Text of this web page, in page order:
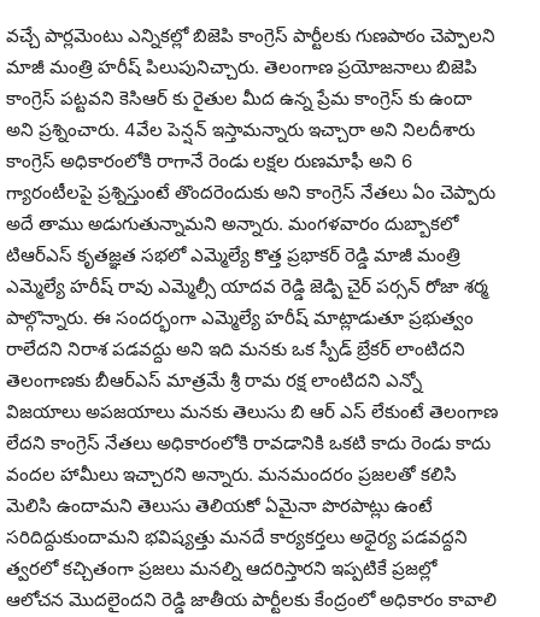
వచ్చే పార్లమెంటు ఎన్నికల్లో బిజెపి కాంగ్రెస్ పార్టీలకు గుణపాఠం చెప్పాలని
మాజీ మంత్రి హరీష్ పిలుపునిచ్చారు. తెలంగాణ ప్రయోజనాలు బిజెపి
కాంగ్రెస్ పట్టవని కెసిఆర్ కు రైతుల మీద ఉన్న ప్రేమ కాంగ్రెస్ కు ఉందా
అని ప్రశ్నించారు. 4వేల పెన్షన్ ఇస్తామన్నారు ఇచ్చారా అని నిలదీశారు
కాంగ్రెస్ అధికారంలోకి రాగానే రెండు లక్షల రుణమాఫీ అని 6
గ్యారంటీలపై ప్రశ్నిస్తుంటే తొందరెందుకు అని కాంగ్రెస్ నేతలు ఏం చెప్పారు
అదే తాము అడుగుతున్నామని అన్నారు. మంగళవారం దుబ్బాకలో
టిఆర్ఎస్ కృతజ్ఞత సభలో ఎమ్మెల్యే కొత్త ప్రభాకర్ రెడ్డి మాజీ మంత్రి
ఎమ్మెల్యే హరీష్ రావు ఎమ్మెల్సీ యాదవ రెడ్డి జెడ్పి చైర్ పర్సన్ రోజా శర్మ
పాల్గొన్నారు. ఈ సందర్భంగా ఎమ్మెల్యే హరీష్ మాట్లాడుతూ ప్రభుత్వం
రాలేదని నిరాశ పడవద్దు అని ఇది మనకు ఒక స్పీడ్ బ్రేకర్ లాంటిదని
తెలంగాణకు బీఆర్ఎస్ మాత్రమే శ్రీ రామ రక్ష లాంటిదని ఎన్నో
విజయాలు అపజయాలు మనకు తెలుసు బి ఆర్ ఎస్ లేకుంటే తెలంగాణ
లేదని కాంగ్రెస్ నేతలు అధికారంలోకి రావడానికి ఒకటి కాదు రెండు కాదు
వందల హామీలు ఇచ్చారని అన్నారు. మనమందరం ప్రజలతో కలిసి
మెలిసి ఉందామని తెలుసు తెలియకో ఏమైనా పొరపాట్లు ఉంటే
సరిదిద్దుకుందామని భవిష్యత్తు మనదే కార్యకర్తలు అధైర్య పడవద్దని
త్వరలో కచ్చితంగా ప్రజలు మనల్ని ఆదరిస్తారని ఇప్పటికే ప్రజల్లో
ఆలోచన మొదలైందని రెడ్డి జాతీయ పార్టీలకు కేంద్రంలో అధికారం కావాలి